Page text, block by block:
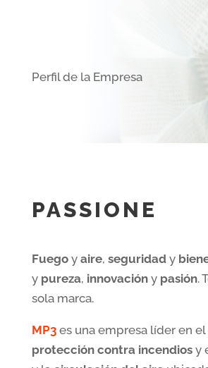
Perfil de la Empresa
PASSIONE
Fuegoy aire, seguridady
y pureza, innovacióny pasión.
sola marca.
MP3es una empresa líder en
protección contra incendiosy